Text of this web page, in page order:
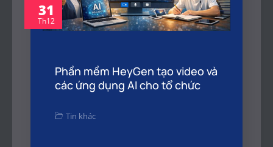
31
Th12
Phần mềm HeyGen tạo video và
các ứng dụng AI cho tổ chức
Tin khác